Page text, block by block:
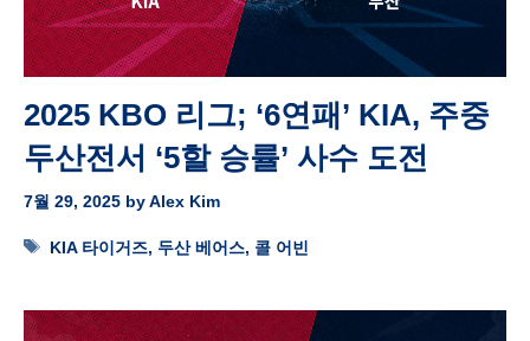
2025 KBO 리그; ‘6연패’ KIA, 주중
두산전서 ‘5할 승률’ 사수 도전
7월 29, 2025 byAlex Kim
Tags
KIA 타이거즈, 두산 베어스, 콜 어빈